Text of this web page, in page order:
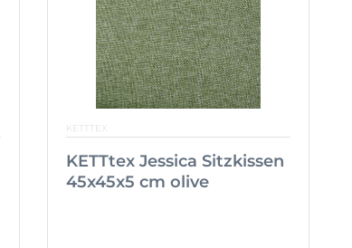
KETTTEX
KETTtex Jessica Sitzkissen
45x45x5 cm olive